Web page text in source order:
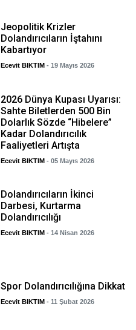
Jeopolitik Krizler
Dolandırıcıların İştahını
Kabartıyor
Ecevit BIKTIM - 19 Mayıs 2026
2026 Dünya Kupası Uyarısı:
Sahte Biletlerden 500 Bin
Dolarlık Sözde “Hibelere”
Kadar Dolandırıcılık
Faaliyetleri Artışta
Ecevit BIKTIM - 05 Mayıs 2026
Dolandırıcıların İkinci
Darbesi, Kurtarma
Dolandırıcılığı
Ecevit BIKTIM - 14 Nisan 2026
Spor Dolandırıcılığına Dikkat
Ecevit BIKTIM - 11 Şubat 2026